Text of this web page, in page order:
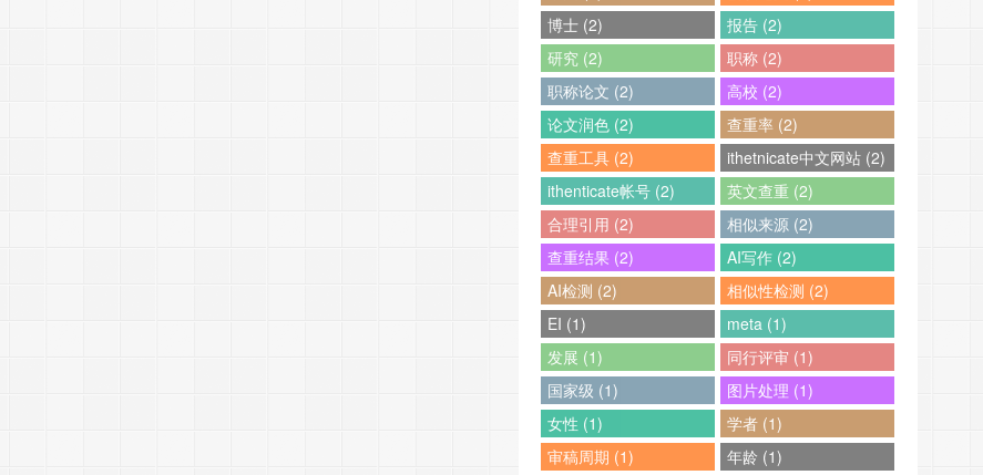
博士 (2)
报告 (2)
研究 (2)
职称 (2)
职称论文 (2)
高校 (2)
论文润色 (2)
查重率 (2)
查重工具 (2)
ithetnicate中文网站 (2)
ithenticate帐号 (2)
英文查重 (2)
合理引用 (2)
相似来源 (2)
查重结果 (2)
AI写作 (2)
AI检测 (2)
相似性检测 (2)
EI (1)
meta (1)
发展 (1)
同行评审 (1)
国家级 (1)
图片处理 (1)
女性 (1)
学者 (1)
审稿周期 (1)
年龄 (1)